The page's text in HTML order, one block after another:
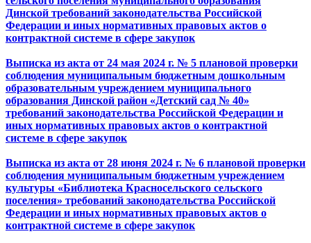
Динской требований законодательства Российской
Федерации и иных нормативных правовых актов о
контрактной системе в сфере закупок
Выписка из акта от 24 мая 2024 г. № 5 плановой проверки
соблюдения муниципальным бюджетным дошкольным
образовательным учреждением муниципального
образования Динской район «Детский сад № 40»
требований законодательства Российской Федерации и
иных нормативных правовых актов о контрактной
системе в сфере закупок
Выписка из акта от 28 июня 2024 г. № 6 плановой проверки
соблюдения муниципальным бюджетным учреждением
культуры «Библиотека Красносельского сельского
поселения» требований законодательства Российской
Федерации и иных нормативных правовых актов о
контрактной системе в сфере закупок